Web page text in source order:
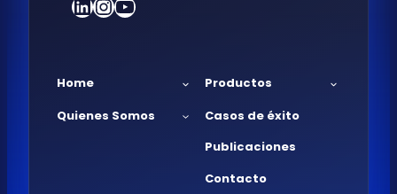
Home
Productos
Quienes Somos
Casos de éxito
Publicaciones
Contacto